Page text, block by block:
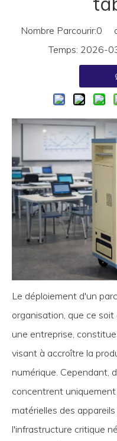
Nombre Parcourir:0
Temps:
Le déploiement d'un
organisation, que ce
une entreprise,
visant à accroître la
numérique. Cependant,
concentrent
matérielles des
l'infrastructure critique